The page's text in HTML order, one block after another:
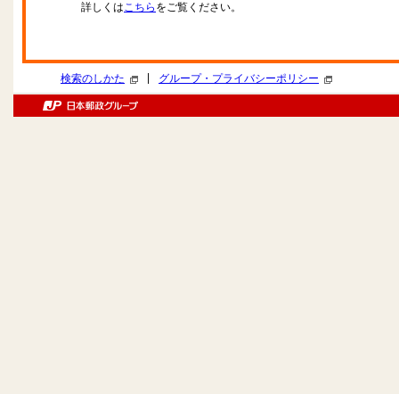
詳しくはこちら をご覧ください。
検索のしかた グループ・プライバシーポリシー